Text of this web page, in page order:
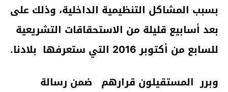
بسبب المشاكل التنظيمية الداخلية، وذلك على
بعد أسابيع قليلة من الاستحقاقات التشريعية
للسابع من أكتوبر 2016 التي ستعرفها بلادنا.
وبرر المستقيلون قرارهم ضمن رسالة